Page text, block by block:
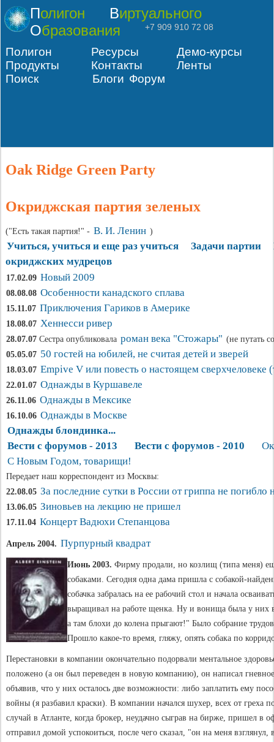
Полигон
Виртуального
Образования
+7 909 910 72 08
Полигон Ресурсы
Демо-курсы
Продукты
Контакты
Ленты
Поиск
Блоги Форум
Oak Ridge Green Party
Окриджская партия зеленых
("Есть такая партия!" - В. И. Ленин )
Учиться, учиться и еще раз учиться Задачи партии
окриджских мудрецов
17.02.09 Новый 2009
08.08.08 Особенности канадского сплава
15.11.07 Приключения Гариков в Америке
18.08.07 Хеннесси ривер
28.07.07 Сестра опубликовала роман века "Стожары" (не путать
05.05.07 50 гостей на юбилей, не считая детей и зверей
18.03.07 Empive V или повесть о настоящем сверхчеловеке
22.01.07 Однажды в Куршавеле
26.11.06 Однажды в Мексике
16.10.06 Однажды в Москве
Однажды блондинка...
Вести с форумов - 2013
Вести с форумов - 2010
С Новым Годом, товарищи!
Передает наш корреспондент из Москвы:
22.08.05 За последние сутки в России от гриппа не погибло
13.06.05 Зиновьев на лекцию не пришел
17.11.04 Концерт Вадюхи Степанцова
Апрель 2004. Пурпурный квадрат
Июнь 2003. Фирму продали, но козлищ (типа меня)
собаками. Сегодня одна дама пришла с собакой-
собачка забралась на ее рабочий стол и начала
выращивал на работе щенка. Ну и вонища была у них
а там блохи до колена прыгают!" Было собрание
Прошло какое-то время, гляжу, опять собака по
Перестановки в компании окончательно подорвали ментальное
положено (а он был переведен в новую компанию), он написал
объявив, что у них осталось две возможности: либо заплатить ему
войны (я разбавил краски). В компании начался шухер, всех от греха
случай в Атланте, когда брокер, неудачно сыграв на бирже, пришел в
отправил домой успокоиться, после чего сказал, "он на меня